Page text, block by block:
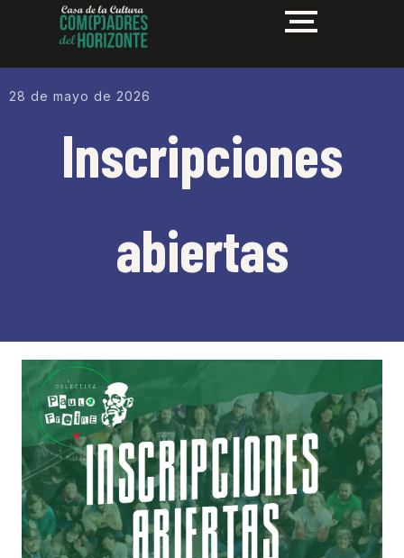
28 de mayo de 2026
Inscripciones
abiertas